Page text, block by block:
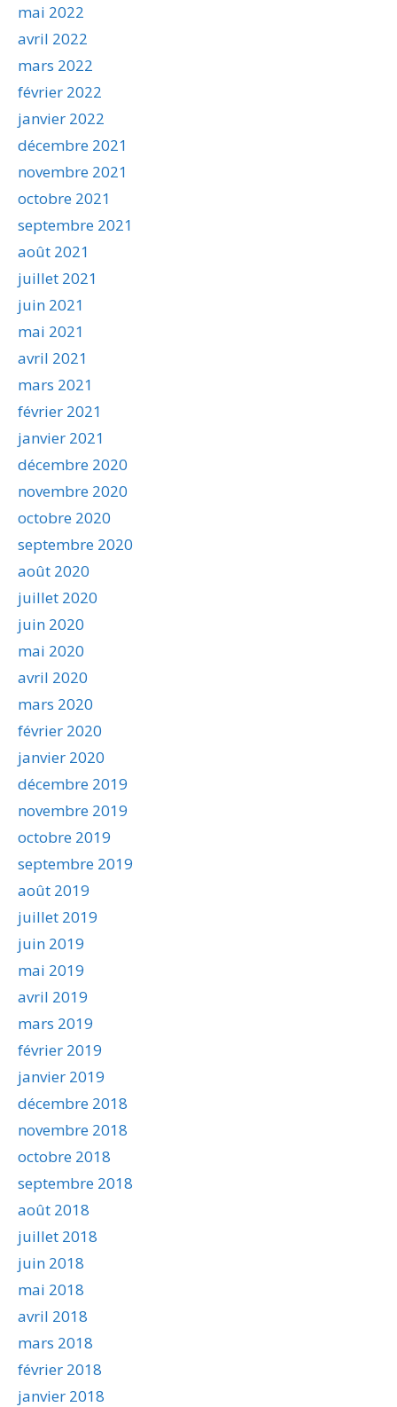
mai 2022
avril 2022
mars 2022
février 2022
janvier 2022
décembre 2021
novembre 2021
octobre 2021
septembre 2021
août 2021
juillet 2021
juin 2021
mai 2021
avril 2021
mars 2021
février 2021
janvier 2021
décembre 2020
novembre 2020
octobre 2020
septembre 2020
août 2020
juillet 2020
juin 2020
mai 2020
avril 2020
mars 2020
février 2020
janvier 2020
décembre 2019
novembre 2019
octobre 2019
septembre 2019
août 2019
juillet 2019
juin 2019
mai 2019
avril 2019
mars 2019
février 2019
janvier 2019
décembre 2018
novembre 2018
octobre 2018
septembre 2018
août 2018
juillet 2018
juin 2018
mai 2018
avril 2018
mars 2018
février 2018
janvier 2018